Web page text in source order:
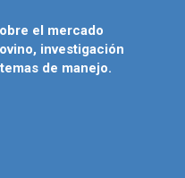
el mercado
investigación
de manejo.